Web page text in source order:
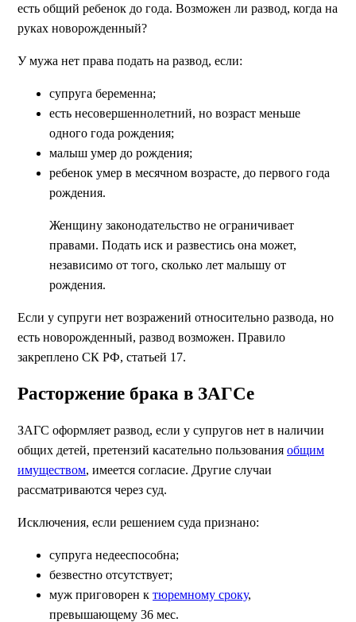
есть общий ребенок до года. Возможен ли развод, когда на
руках новорожденный?
У мужа нет права подать на развод, если:
супруга беременна;
есть несовершеннолетний, но возраст меньше
одного года рождения;
малыш умер до рождения;
ребенок умер в месячном возрасте, до первого года
рождения.
Женщину законодательство не ограничивает
правами. Подать иск и развестись она может,
независимо от того, сколько лет малышу от
рождения.
Если у супруги нет возражений относительно развода, но
есть новорожденный, развод возможен. Правило
закреплено СК РФ, статьей 17.
Расторжение брака в ЗАГСе
ЗАГС оформляет развод, если у супругов нет в наличии
общих детей, претензий касательно пользования общим
имуществом, имеется согласие. Другие случаи
рассматриваются через суд.
Исключения, если решением суда признано:
супруга недееспособна;
безвестно отсутствует;
муж приговорен к тюремному сроку,
превышающему 36 мес.